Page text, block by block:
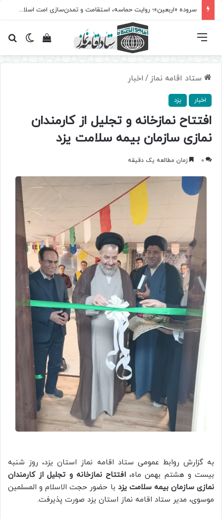
سروده‌ «اربعین»؛ روایت حماسه، استقامت و تمدن‌سازی امت اسلامی
تغییرمشاهده فهرست
ستاد اقامه نماز / اخبار
اخبار یزد
افتتاح نمازخانه و تجلیل از کارمندان
نمازی سازمان بیمه سلامت یزد
0 زمان مطالعه یک دقیقه
به گزارش روابط عمومی ستاد اقامه نماز استان یزد، روز شنبه
بیست و هشتم بهمن ماه، افتتاح نمازخانه و تجلیل از کارمندان
نمازی سازمان بیمه سلامت یزد با حضور حجت الاسلام و المسلمین
موسوی، مدیر ستاد اقامه نماز استان یزد صورت پذیرفت.